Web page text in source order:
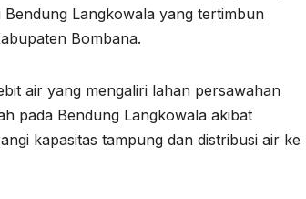
Langkowala yang tertimbun
Bombana.
air yang mengaliri lahan persawahan
pada Bendung Langkowala akibat
kapasitas tampung dan distribusi air ke